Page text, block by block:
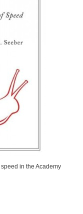
in the Academy